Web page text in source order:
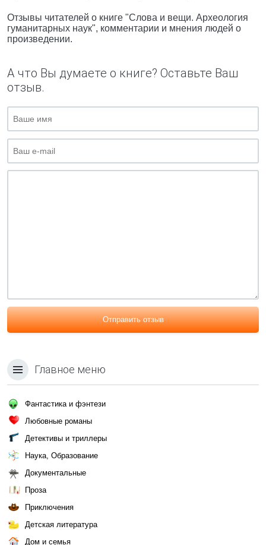
Отзывы читателей о книге "Слова и вещи. Археология
гуманитарных наук", комментарии и мнения людей о
произведении.
А что Вы думаете о книге? Оставьте Ваш
отзыв.
Отправить отзыв
Главное меню
Фантастика и фэнтези
Любовные романы
Детективы и триллеры
Наука, Образование
Документальные
Проза
Приключения
Детская литература
Дом и семья